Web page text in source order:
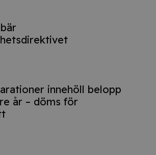
innehöll belopp
år – döms för